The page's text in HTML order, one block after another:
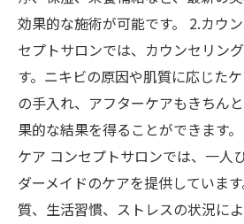
効果的な施術が可能です。 2.カウ
セプトサロンでは、カウンセリン
す。ニキビの原因や肌質に応じた
の手入れ、アフターケアもきちん
果的な結果を得ることができます
ケア コンセプトサロンでは、一人
ダーメイドのケアを提供していま
質、生活習慣、ストレスの状況に